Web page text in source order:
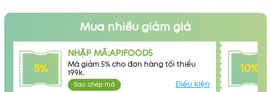
Mua nhiều giảm giá
5%
NHẬP MÃ:APIFOOD5
Mã giảm 5% cho đơn hàng tối thiểu
199k.
Sao chép mã Điều kiện
10%
Điều kiện: